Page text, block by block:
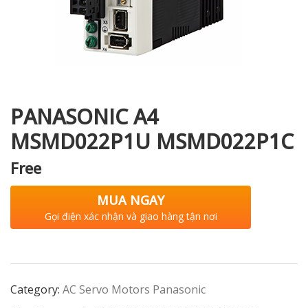
PANASONIC A4
MSMD022P1U MSMD022P1C
Free
MUA NGAY
Gọi điện xác nhận và giao hàng tận nơi
Category: AC Servo Motors Panasonic